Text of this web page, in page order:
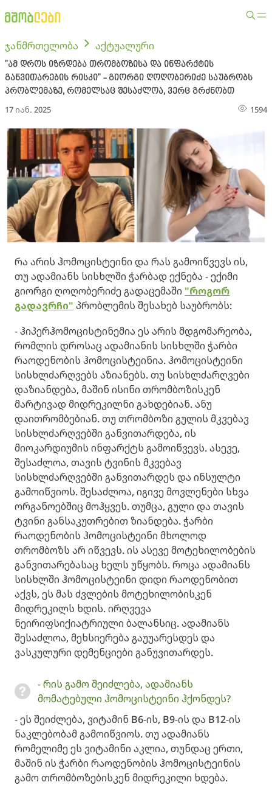
ჯანმრთელობა აქტუალური
"ამ დროს იზრდება თრომბოზისა და ინფარქტის
განვითარების რისკი" - გიორგი ღოღობერიძე საუბრობს
პრობლემაზე, რომელსაც შესაძლოა, ვერც გრძნობთ
17 იან. 2025 1594
რა არის ჰომოცისტეინი და რას გამოიწვევს ის,
თუ ადამიანს სისხლში ჭარბად ექნება - ექიმი
გიორგი ღოღობერიძე გადაცემაში "როგორ
გადავრჩი" პრობლემის შესახებ საუბრობს:
- ჰიპერჰომოცისტინემია ეს არის მდგომარეობა,
რომლის დროსაც ადამიანის სისხლში ჭარბი
რაოდენობის ჰომოცისტეინია. ჰომოცისტეინი
სისხლძარღვებს აზიანებს. თუ სისხლძარღვები
დაზიანდება, მაშინ ისინი თრომბოზისკენ
მარტივად მიდრეკილნი გახდებიან. ანუ
დაითრომბებიან. თუ თრომბოზი გულის მკვებავ
სისხლძარღვებში განვითარდება, ის
მიოკარდიუმის ინფარქტს გამოიწვევს. ასევე,
შესაძლოა, თავის ტვინის მკვებავ
სისხლძარღვებში განვითარდეს და ინსულტი
გამოიწვიოს. შესაძლოა, იგივე მოვლენები სხვა
ორგანოებშიც მოჰყვეს. თუმცა, გული და თავის
ტვინი განსაკუთრებით ზიანდება. ჭარბი
რაოდენობის ჰომოცისტეინი მხოლოდ
თრომბოზს არ იწვევს. ის ასევე მოტეხილობების
განვითარებასაც ხელს უწყობს. როცა ადამიანს
სისხლში ჰომოცისტეინი დიდი რაოდენობით
აქვს, ეს მას ძვლების მოტეხილობისკენ
მიდრეკილს ხდის. ირღვევა
ნეირიფსიქიატრიული ბალანსიც. ადამიანს
შესაძლოა, მეხსიერება გაუუარესდეს და
ვასკულური დემენციები განუვითარდეს.
- რის გამო შეიძლება, ადამიანს
მომატებული ჰომოცისტეინი ჰქონდეს?
- ეს შეიძლება, ვიტამინ B6-ის, B9-ის და B12-ის
ნაკლებობამ გამოიწვიოს. თუ ადამიანს
რომელიმე ეს ვიტამინი აკლია, თუნდაც ერთი,
მაშინ ის ჭარბი რაოდენობის ჰომოცისტეინის
გამო თრომბოზებისკენ მიდრეკილი ხდება.